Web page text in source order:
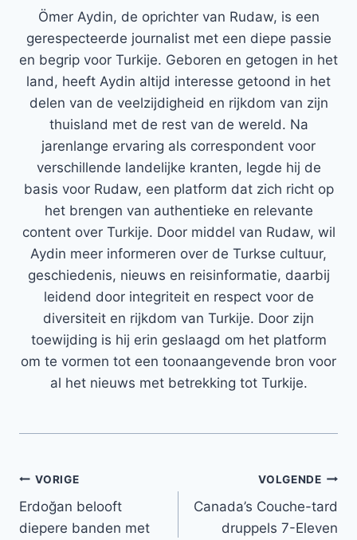
Ömer Aydin, de oprichter van Rudaw, is een
gerespecteerde journalist met een diepe passie
en begrip voor Turkije. Geboren en getogen in het
land, heeft Aydin altijd interesse getoond in het
delen van de veelzijdigheid en rijkdom van zijn
thuisland met de rest van de wereld. Na
jarenlange ervaring als correspondent voor
verschillende landelijke kranten, legde hij de
basis voor Rudaw, een platform dat zich richt op
het brengen van authentieke en relevante
content over Turkije. Door middel van Rudaw, wil
Aydin meer informeren over de Turkse cultuur,
geschiedenis, nieuws en reisinformatie, daarbij
leidend door integriteit en respect voor de
diversiteit en rijkdom van Turkije. Door zijn
toewijding is hij erin geslaagd om het platform
om te vormen tot een toonaangevende bron voor
al het nieuws met betrekking tot Turkije.
Bericht
navigatie
VORIGE
Erdoğan belooft
diepere banden met
VOLGENDE
Canada’s Couche-tard
druppels 7-Eleven